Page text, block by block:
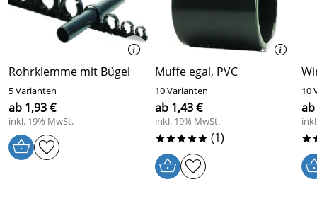
Bewertungsdatum: 24.07.2022
Alles zur besten Zufriedenheit
Kaufdatum: 28.11.2020
Bewertungsdatum: 28.12.2020
Rohrklemme mit Bügel
5 Varianten
ab 1,93 €
inkl. 19% MwSt.
Muffe egal, PVC
10 Varianten
ab 1,43 €
inkl. 19% MwSt.
***** (1)
10
ab